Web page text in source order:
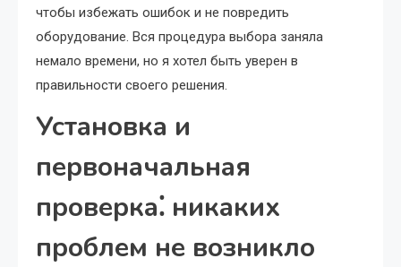
чтобы избежать ошибок и не повредить
оборудование. Вся процедура выбора заняла
немало времени, но я хотел быть уверен в
правильности своего решения.
Установка и
первоначальная
проверка⁚ никаких
проблем не возникло